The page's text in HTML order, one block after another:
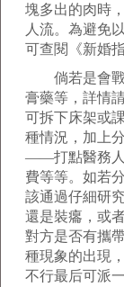
塊多出的肉時
人流。為避免
可查閱《新婚指
倘若是會戰
膏藥等，詳情
可拆下床架或
種情況，加上
——打點醫務人
費等等。如若
該通過仔細研
還是裝癟，或
對方是否有攜
種現象的出現
不行最后可派